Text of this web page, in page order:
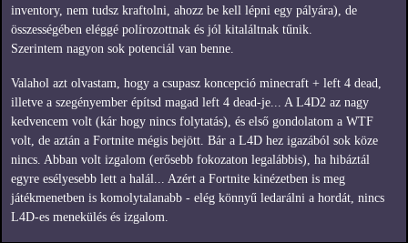
inventory, nem tudsz kraftolni, ahozz be kell lépni egy pályára), de
összességében eléggé polírozottnak és jól kitaláltnak tűnik.
Szerintem nagyon sok potenciál van benne.
Valahol azt olvastam, hogy a csupasz koncepció minecraft + left 4 dead,
illetve a szegényember építsd magad left 4 dead-je... A L4D2 az nagy
kedvencem volt (kár hogy nincs folytatás), és első gondolatom a WTF
volt, de aztán a Fortnite mégis bejött. Bár a L4D hez igazából sok köze
nincs. Abban volt izgalom (erősebb fokozaton legalábbis), ha hibáztál
egyre esélyesebb lett a halál... Azért a Fortnite kinézetben is meg
játékmenetben is komolytalanabb - elég könnyű ledarálni a hordát, nincs
L4D-es menekülés és izgalom.